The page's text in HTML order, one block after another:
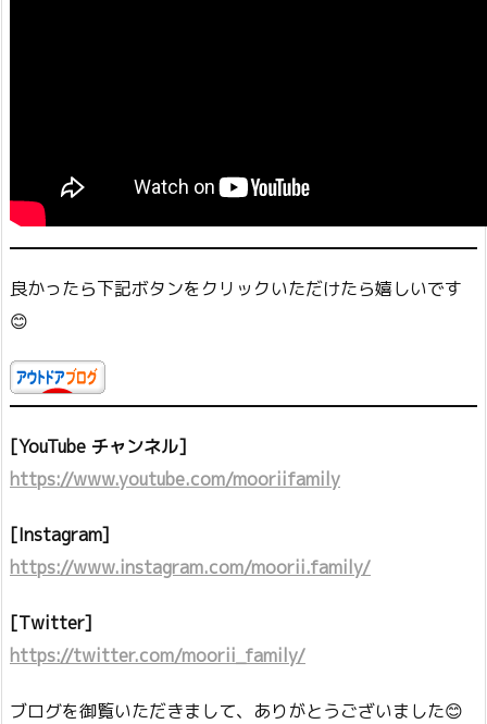
良かったら下記ボタンをクリックいただけたら嬉しいです
😊
[YouTube チャンネル]
https://www.youtube.com/mooriifamily
[Instagram]
https://www.instagram.com/moorii.family/
[Twitter]
https://twitter.com/moorii_family/
ブログを御覧いただきまして、ありがとうございました😊